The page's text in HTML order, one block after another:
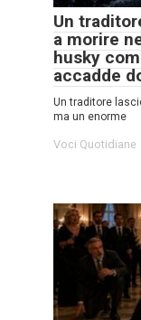
Un
a morire
husky
accadde
Un traditore
ma un enorme
Voci Quotidiane